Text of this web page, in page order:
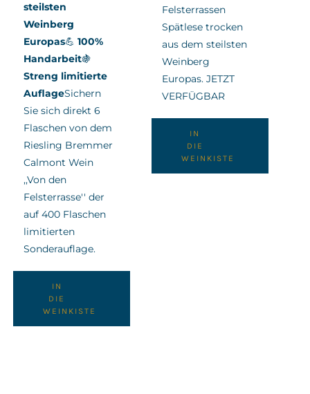
steilsten
Weinberg
Europas💪 100%
Handarbeit🍇
Streng limitierte
AuflageSichern
Sie sich direkt 6
Flaschen von dem
Riesling Bremmer
Calmont Wein
,,Von den
Felsterrasse'' der
auf 400 Flaschen
limitierten
Sonderauflage.
IN
DIE
WEINKISTE
Felsterrassen
Spätlese trocken
aus dem steilsten
Weinberg
Europas. JETZT
VERFÜGBAR
IN
DIE
WEINKISTE